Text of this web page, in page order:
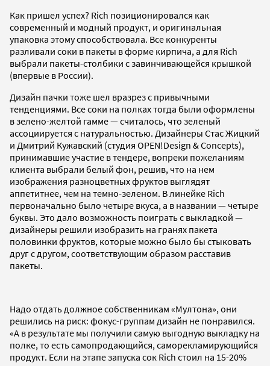
Как пришел успех? Rich позиционировался как
современный и модный продукт, и оригинальная
упаковка этому способствовала. Все конкуренты
разливали соки в пакеты в форме кирпича, а для Rich
выбрали пакеты-столбики с завинчивающейся крышкой
(впервые в России).
Дизайн пачки тоже шел вразрез с привычными
тенденциями. Все соки на полках тогда были оформлены
в зелено-желтой гамме — считалось, что зеленый
ассоциируется с натуральностью. Дизайнеры Стас Жицкий
и Дмитрий Кужавский (студия OPEN!Design & Concepts),
принимавшие участие в тендере, вопреки пожеланиям
клиента выбрали белый фон, решив, что на нем
изображения разноцветных фруктов выглядят
аппетитнее, чем на темно-зеленом. В линейке Rich
первоначально было четыре вкуса, а в названии — четыре
буквы. Это дало возможность поиграть с выкладкой —
дизайнеры решили изобразить на гранях пакета
половинки фруктов, которые можно было бы стыковать
друг с другом, соответствующим образом расставив
пакеты.
Надо отдать должное собственникам «Мултона», они
решились на риск: фокус-группам дизайн не понравился.
«А в результате мы получили самую выгодную выкладку на
полке, то есть самопродающийся, саморекламирующийся
продукт. Если на этапе запуска сок Rich стоил на 15-20%